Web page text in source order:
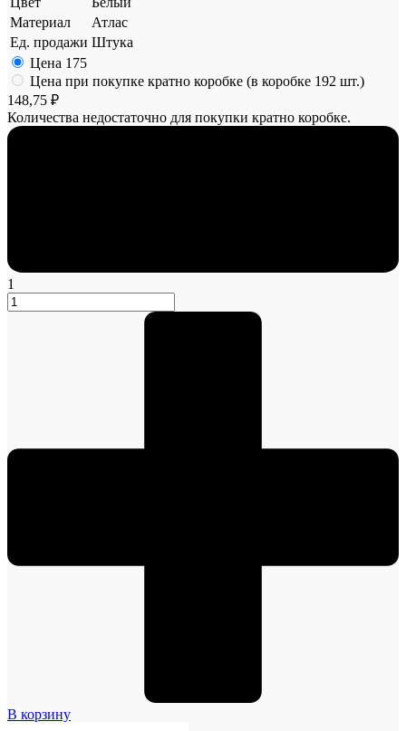
Материал
Атлас
Ед. продажи Штука
Цена 175
Цена при покупке кратно коробке (в коробке 192 шт.)
148,75 ₽
Количества недостаточно для покупки кратно коробке.
1
В корзину